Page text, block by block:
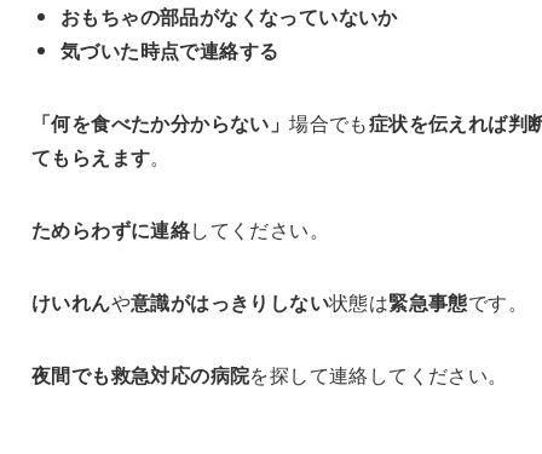
おもちゃの部品がなくなっていないか
気づいた時点で連絡する
「何を食べたか分からない」場合でも症状を伝えれば判
てもらえます。
ためらわずに連絡してください。
けいれんや意識がはっきりしない状態は緊急事態です。
夜間でも救急対応の病院を探して連絡してください。